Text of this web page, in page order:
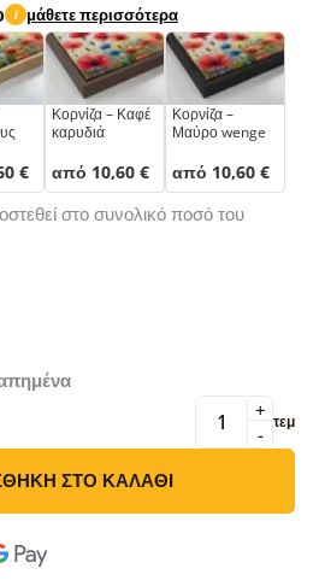
i μάθετε περισσότερα
€
Κορνίζα – Καφέ
καρυδιά
από 10,60 €
Κορνίζα –
Μαύρο wenge
από 10,60 €
στο συνολικό ποσό του
-
+ τεμ
ΣΤΟ ΚΑΛΆΘΙ